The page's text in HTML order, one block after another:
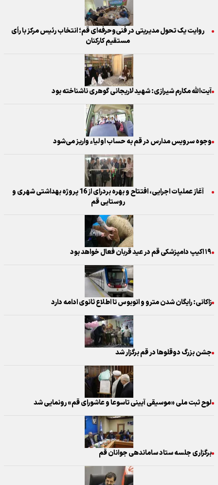
روایت یک تحول مدیریتی در فنی‌وحرفه‌ای قم؛ انتخاب رئیس مرکز با رأی
مستقیم کارکنان
آیت‌الله مکارم شیرازی: شهید لاریجانی گوهری ناشناخته بود
وجوه سرویس مدارس در قم به حساب اولیاء واریز می‌شود
آغاز عملیات اجرایی، افتتاح و بهره بردرای از 16 پروژه بهداشتی شهری و
روستایی قم
۱۹ اکیپ دامپزشکی قم در عید قربان فعال خواهد بود
زاکانی: رایگان شدن مترو و اتوبوس تا اطلاع ثانوی ادامه دارد
جشن بزرگ دوقلوها در قم برگزار شد
لوح ثبت ملی «موسیقی آیینی تاسوعا و عاشورای قم» رونمایی شد
برگزاری جلسه ستاد ساماندهی جوانان قم